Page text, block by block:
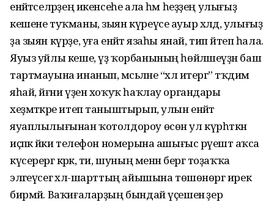
енәйәтселәрҙең икенсеһе ала һәм һеҙҙең улығыҙ
кешене туҡманы, зыян күреүсе ауыр хәлдә, улығыҙ
ҙа зыян күрҙе, уға енәйәт язаһы янай, тип әйтеп һала.
Яуыз уйлы кеше, үҙ ҡорбанының һөйләшеүҙән баш
тартмауына инанып, мәсьәләне “хәл итергә” тәҡдим
яһай, йәғни үҙен хоҡуҡ һаҡлау органдары
хеҙмәткәре итеп таныштырып, улын енәйәт
яуаплылығынан ҡотолдороу өсөн ул күрһәткән
иҫәпкә йәки телефон номерына ашығыс рәүештә аҡса
күсерергә кәрәк, ти, шуның менән бергә тоҙаҡҡа
эләгеүсегә хәл-шарттың айышына төшөнөргә ирек
бирмәй. Ваҡиғаларҙың бындай үҫешенә әҙер